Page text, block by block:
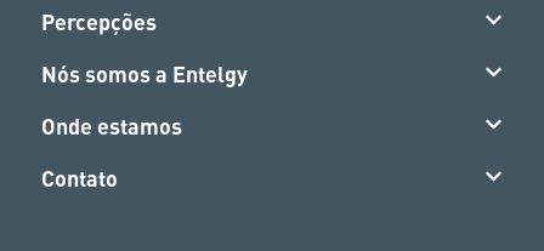
Percepções
Nós somos a Entelgy
Onde estamos
Contato